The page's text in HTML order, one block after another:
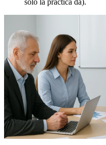
solo la práctica da).